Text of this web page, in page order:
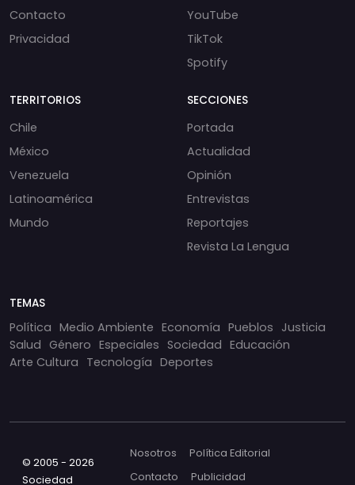
Contacto
Privacidad
YouTube
TikTok
Spotify
TERRITORIOS
Chile
México
Venezuela
Latinoamérica
Mundo
SECCIONES
Portada
Actualidad
Opinión
Entrevistas
Reportajes
Revista La Lengua
TEMAS
Política Medio Ambiente Economía Pueblos Justicia
Salud Género Especiales Sociedad Educación
Arte Cultura Tecnología Deportes
© 2005 - 2026
Sociedad
Nosotros
Política Editorial
Contacto
Publicidad